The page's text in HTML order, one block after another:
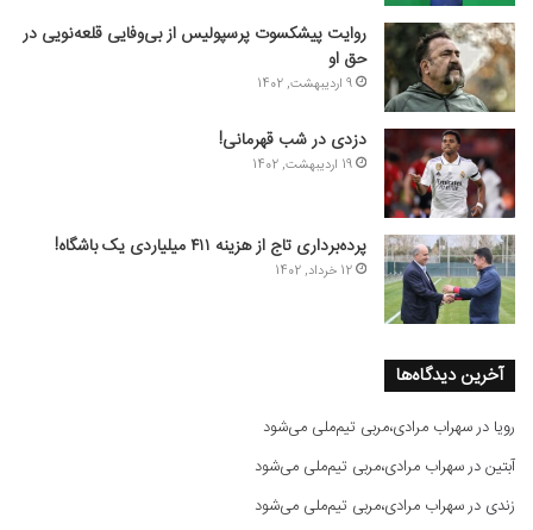
روایت پیشکسوت پرسپولیس از بی‌وفایی قلعه‌نویی در
حق او
9 اردیبهشت, 1402
دزدی در شب قهرمانی!
19 اردیبهشت, 1402
پرده‌برداری تاج از هزینه ۴۱۱ میلیاردی یک باشگاه!
12 خرداد, 1402
آخرین دیدگاه‌ها
رویا درسهراب مرادی،مربی تیم‌ملی می‌شود
آبتیندرسهراب مرادی،مربی تیم‌ملی می‌شود
زندی درسهراب مرادی،مربی تیم‌ملی می‌شود